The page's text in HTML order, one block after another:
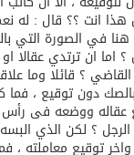
البيت العتيق
انت ؟؟ قال : له
في الصورة التي
اما ان ترتدي عقالا
؟ قائلا وما
دون توقيع ، فما
عقاله ووضعه فى رأس
؟ لكن الذي
توقيع معاملته ،